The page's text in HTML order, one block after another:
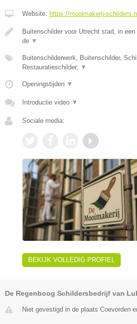
Website: https://mooimakerij-schilders.nl
Buitenschilder voor Utrecht stad, in
de ▼
Buitenschilderwerk, Buitenschilder,
Restauratieschilder, ▼
Openingstijden ▼
Introductie video ▼
Sociale media:
BEKIJK VOLLEDIG PROFIEL
De Regenboog Schildersbedrijf van
Niet gevestigd in de plaats Coevorden